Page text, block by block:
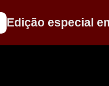
Edição especial